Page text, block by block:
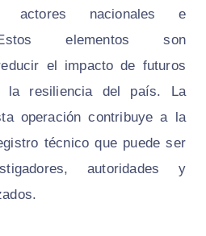
actores nacionales e
Estos elementos son
el impacto de futuros
la resiliencia del país. La
operación contribuye a la
técnico que puede ser
autoridades y